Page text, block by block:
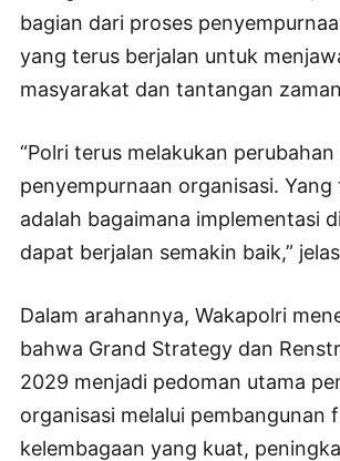
bagian dari proses
yang terus berjalan untuk
masyarakat dan tantangan
“Polri terus melakukan perubahan
penyempurnaan organisasi.
adalah bagaimana implementasi
dapat berjalan semakin baik,”
Dalam arahannya, Wakapolri
bahwa Grand Strategy dan
2029 menjadi pedoman utama
organisasi melalui pembangunan
kelembagaan yang kuat,